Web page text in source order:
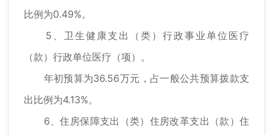
比例为0.49%。
5、卫生健康支出（类）行政事业单位医疗
（款）行政单位医疗（项）。
年初预算为36.56万元，占一般公共预算拨款支
出比例为4.13%。
6、住房保障支出（类）住房改革支出（款）住